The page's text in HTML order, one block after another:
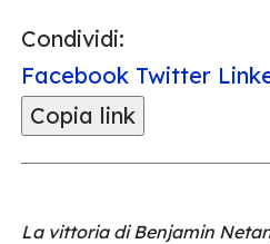
Condividi:
Facebook Twitter
Copia link
La vittoria di Benjamin